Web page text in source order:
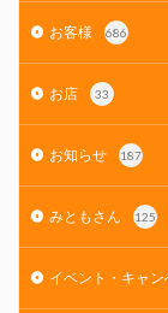
お客様 686
お店 33
お知らせ 187
みともさん 125
イベント・キャン